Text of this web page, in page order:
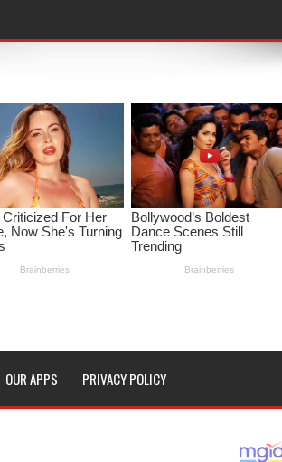
OUR APPS PRIVACY POLICY